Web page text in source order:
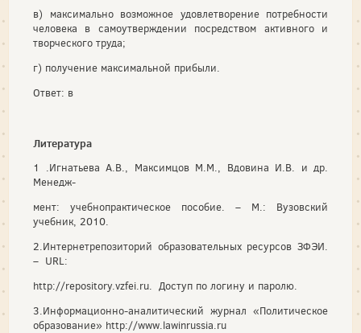
в) максимально возможное удовлетворение потребности
человека в самоутверждении посредством активного и
творческого труда;
г) получение максимальной прибыли.
Ответ: в
Литература
1 .Игнатьева А.В., Максимцов М.М., Вдовина И.В. и др.
Менедж-
мент: учебно­практическое пособие. – М.: Вузовский
учебник, 2010.
2.Интернет­репозиторий образовательных ресурсов ЗФЭИ.
– URL:
http://repository.vzfei.ru. Доступ по логину и паролю.
3.Информационно-аналитический журнал «Политическое
образование» http://www.lawinrussia.ru